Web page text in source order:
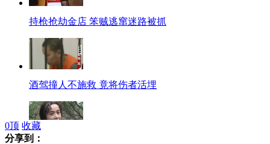
持枪抢劫金店 笨贼逃窜迷路被抓
酒驾撞人不施救 竟将伤者活埋
0顶 收藏
分享到：